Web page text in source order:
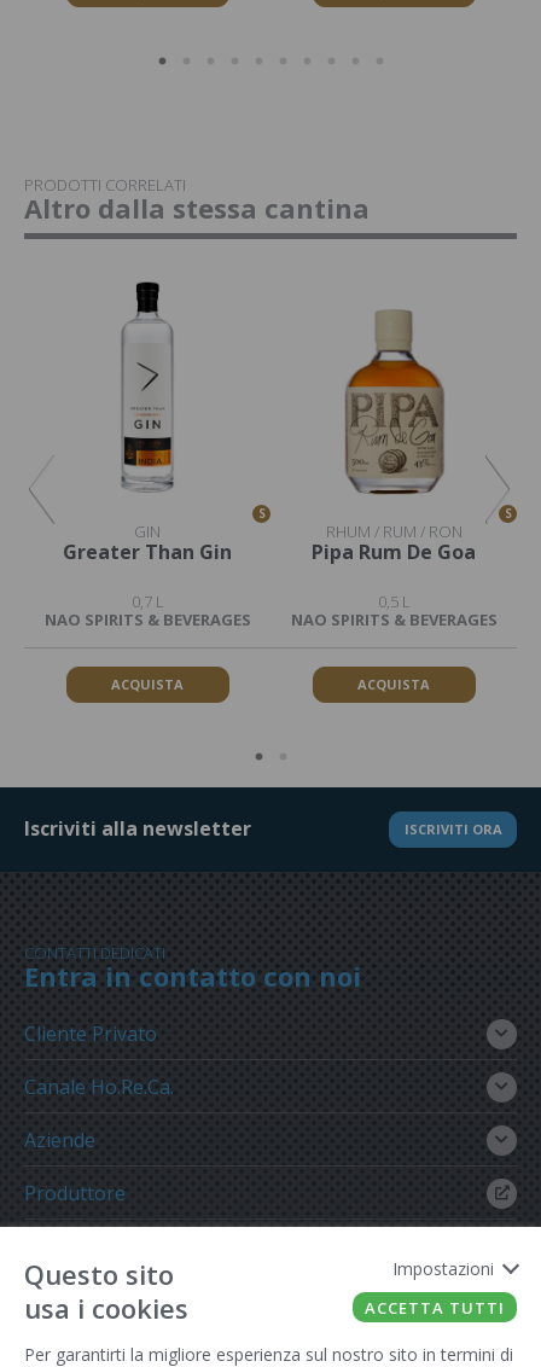
PRODOTTI CORRELATI
Altro dalla stessa cantina
S
GIN
Greater Than Gin
0,7 L
NAO SPIRITS & BEVERAGES
ACQUISTA
S
RHUM / RUM / RON
Pipa Rum De Goa
0,5 L
NAO SPIRITS & BEVERAGES
ACQUISTA
Iscriviti alla newsletter ISCRIVITI ORA
CONTATTI DEDICATI
Entra in contatto con noi
Cliente Privato
Canale Ho.Re.Ca.
Aziende
Produttore
Questo sito
usa i cookies
Per garantirti la migliore esperienza sul nostro sito in termini di
Impostazioni
ACCETTA TUTTI